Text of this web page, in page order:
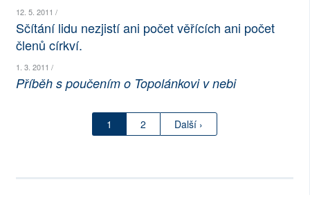
12. 5. 2011 /
Sčítání lidu nezjistí ani počet věřících ani počet
členů církví.
1. 3. 2011 /
Příběh s poučením o Topolánkovi v nebi
1 2 Další ›